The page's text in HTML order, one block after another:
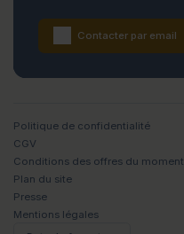
Contacter par email
Politique de confidentialité
CGV
Conditions des offres du moment
Plan du site
Presse
Mentions légales